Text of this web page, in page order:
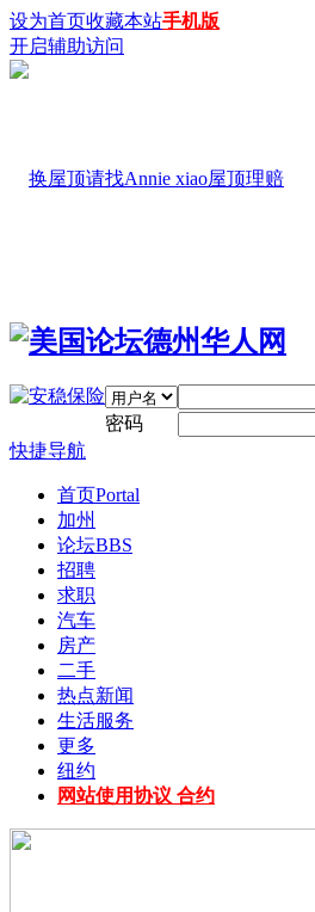
设为首页收藏本站手机版
开启辅助访问
密码
快捷导航
首页Portal
加州
论坛BBS
招聘
求职
汽车
房产
二手
热点新闻
生活服务
更多
纽约
网站使用协议 合约